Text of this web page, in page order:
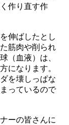
作り直す作
伸ばしたとし
筋肉や削られ
（血液）は、
になります。
を壊しっぱな
っているので
ーの皆さんに